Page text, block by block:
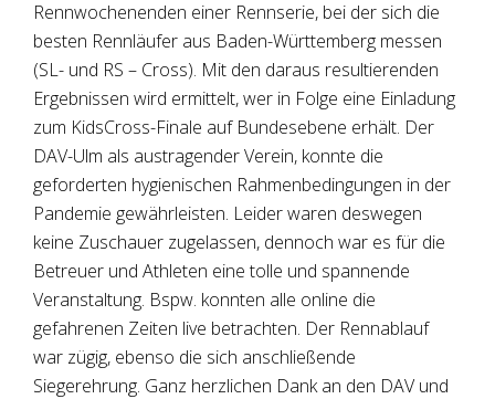
Rennwochenenden einer Rennserie, bei der sich die
besten Rennläufer aus Baden-Württemberg messen
(SL- und RS – Cross). Mit den daraus resultierenden
Ergebnissen wird ermittelt, wer in Folge eine Einladung
zum KidsCross-Finale auf Bundesebene erhält. Der
DAV-Ulm als austragender Verein, konnte die
geforderten hygienischen Rahmenbedingungen in der
Pandemie gewährleisten. Leider waren deswegen
keine Zuschauer zugelassen, dennoch war es für die
Betreuer und Athleten eine tolle und spannende
Veranstaltung. Bspw. konnten alle online die
gefahrenen Zeiten live betrachten. Der Rennablauf
war zügig, ebenso die sich anschließende
Siegerehrung. Ganz herzlichen Dank an den DAV und